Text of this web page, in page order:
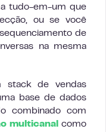
tudo-em-um que
ou se você
de
na mesma
stack de vendas
base de dados
combinado com
multicanal
como